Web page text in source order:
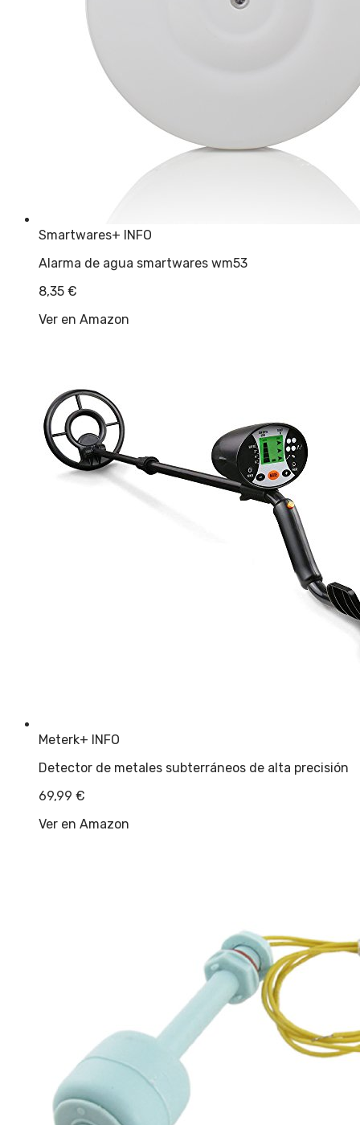
Smartwares+ INFO
Alarma de agua smartwares wm53
8,35 €
Ver en Amazon
Meterk+ INFO
Detector de metales subterráneos de alta precisión
69,99 €
Ver en Amazon